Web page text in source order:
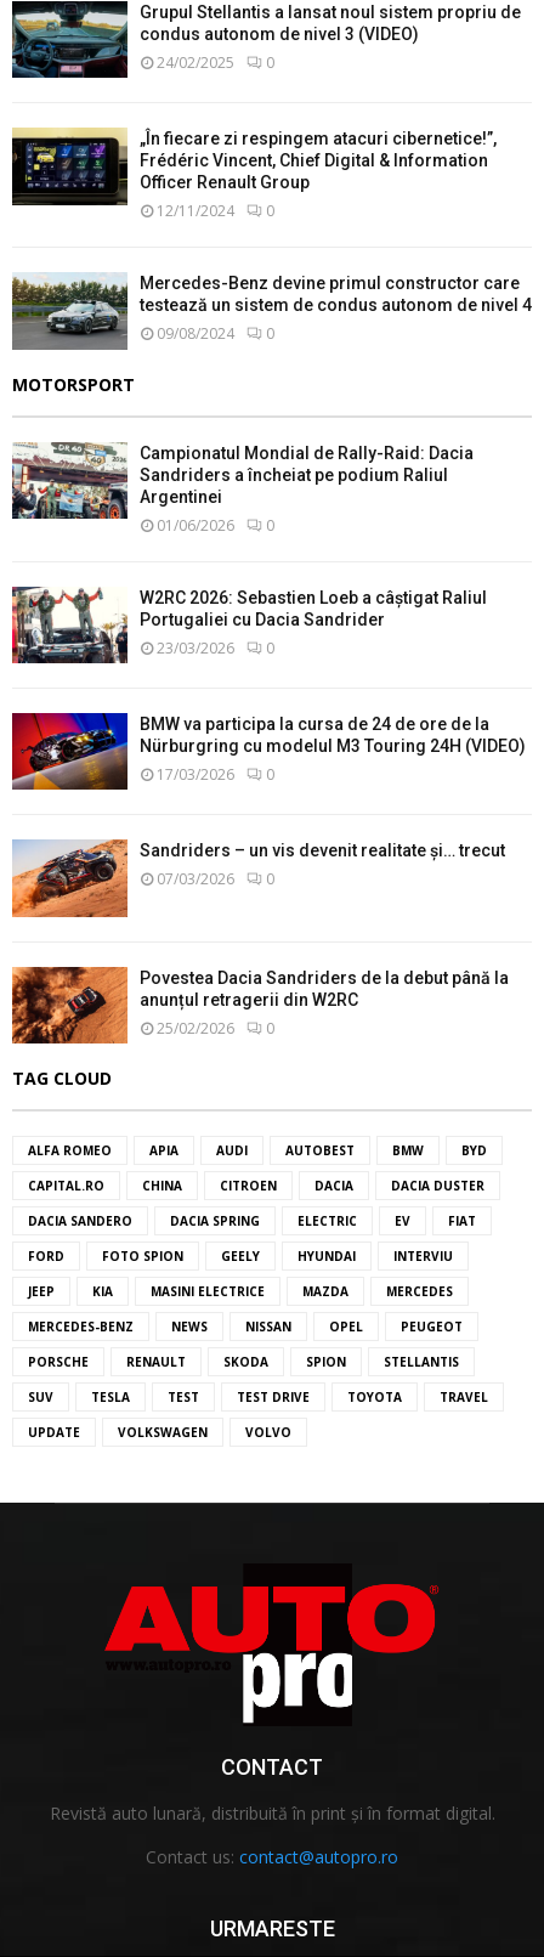
Grupul Stellantis a lansat noul sistem propriu de
condus autonom de nivel 3 (VIDEO)
24/02/2025 0
„În fiecare zi respingem atacuri cibernetice!”,
Frédéric Vincent, Chief Digital & Information
Officer Renault Group
12/11/2024 0
Mercedes-Benz devine primul constructor care
testează un sistem de condus autonom de nivel 4
09/08/2024 0
MOTORSPORT
Campionatul Mondial de Rally-Raid: Dacia
Sandriders a încheiat pe podium Raliul
Argentinei
01/06/2026 0
W2RC 2026: Sebastien Loeb a câștigat Raliul
Portugaliei cu Dacia Sandrider
23/03/2026 0
BMW va participa la cursa de 24 de ore de la
Nürburgring cu modelul M3 Touring 24H (VIDEO)
17/03/2026 0
Sandriders – un vis devenit realitate și… trecut
07/03/2026 0
Povestea Dacia Sandriders de la debut până la
anunțul retragerii din W2RC
25/02/2026 0
TAG CLOUD
ALFA ROMEO APIA AUDI AUTOBEST BMW BYD
CAPITAL.RO CHINA CITROEN DACIA DACIA DUSTER
DACIA SANDERO DACIA SPRING ELECTRIC EV FIAT
FORD FOTO SPION GEELY HYUNDAI INTERVIU
JEEP KIA MASINI ELECTRICE MAZDA MERCEDES
MERCEDES-BENZ NEWS NISSAN OPEL PEUGEOT
PORSCHE RENAULT SKODA SPION STELLANTIS
SUV TESLA TEST TEST DRIVE TOYOTA TRAVEL
UPDATE VOLKSWAGEN VOLVO
CONTACT
Revistă auto lunară, distribuită în print și în format digital.
Contact us: contact@autopro.ro
URMARESTE